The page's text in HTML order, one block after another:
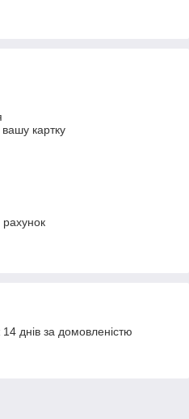
картку
днів за домовленістю